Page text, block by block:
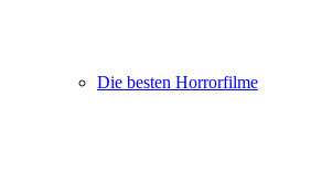
Die besten Horrorfilme